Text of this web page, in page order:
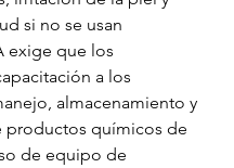
si no se usan
exige que los
a los
almacenamiento y
productos químicos de
de equipo de